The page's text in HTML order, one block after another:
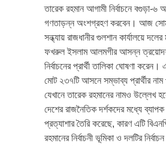
তারেক রহমান আগামী নির্বাচনে বগুড়া-
গণতাড়ন্ন অংশগ্রহণ করবেন। আজ
সন্ধ্যায় রাজধানীর গুলশান কার্যালয়ে দলের
ফখরুল ইসলাম আলমগীর আসন্ন
নির্বাচনের প্রার্থী তালিকা ঘোষণা করেন।
মোট ২৩৭টি আসনে সম্ভাব্য প্রার্থীর
যেখানে তারেক রহমানের নামও উল্লেখ
দেশের রাজনৈতিক দর্শকদের মধ্যে
প্রত্যাশার তৈরি করেছে, কারণ এটি
রহমানের নির্বাচনী ভূমিকা ও দলটির